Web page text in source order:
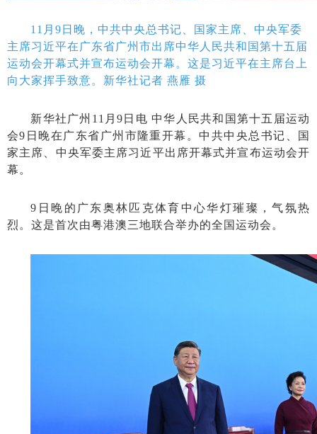
11月9日晚，中共中央总书记、国家主席、中央军委
主席习近平在广东省广州市出席中华人民共和国第十五届
运动会开幕式并宣布运动会开幕。这是习近平在主席台上
向大家挥手致意。新华社记者 燕雁 摄
新华社广州11月9日电 中华人民共和国第十五届运动
会9日晚在广东省广州市隆重开幕。中共中央总书记、国
家主席、中央军委主席习近平出席开幕式并宣布运动会开
幕。
9日晚的广东奥林匹克体育中心华灯璀璨，气氛热
烈。这是首次由粤港澳三地联合举办的全国运动会。